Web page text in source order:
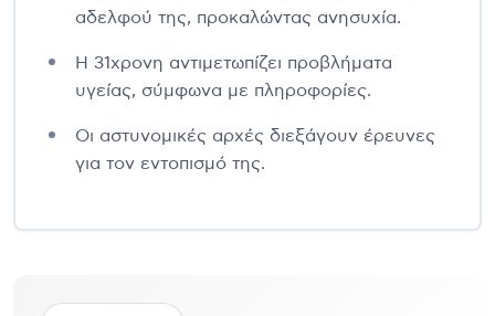
αδελφού της, προκαλώντας ανησυχία.
Η 31χρονη αντιμετωπίζει προβλήματα
υγείας, σύμφωνα με πληροφορίες.
Οι αστυνομικές αρχές διεξάγουν έρευνες
για τον εντοπισμό της.